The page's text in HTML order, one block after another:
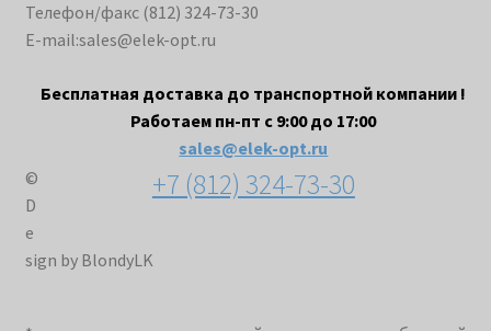
Телефон/факс (812) 324-73-30
E-mail:sales@elek-opt.ru
Бесплатная доставка до транспортной компании !
Работаем пн-пт с 9:00 до 17:00
sales@elek-opt.ru
+7 (812) 324-73-30
©
D
e
sign by BlondyLK